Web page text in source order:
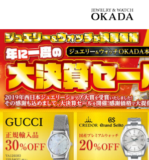
を
ス
キ
ッ
プ